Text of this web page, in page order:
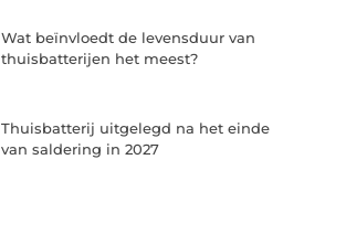
Wat beïnvloedt de levensduur van
thuisbatterijen het meest?
Thuisbatterij uitgelegd na het einde
van saldering in 2027